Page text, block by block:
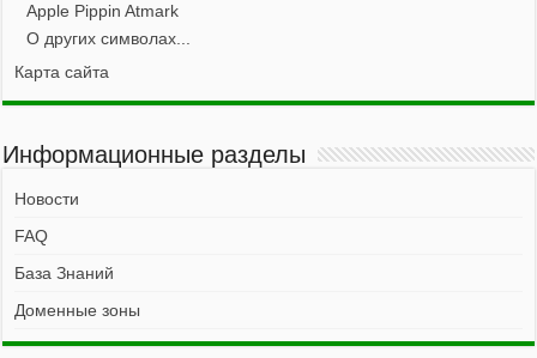
Apple Pippin Atmark
О других символах...
Карта сайта
Информационные разделы
Новости
FAQ
База Знаний
Доменные зоны